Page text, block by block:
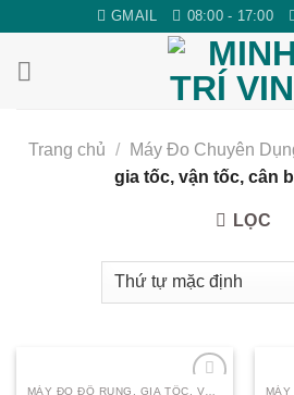
content
GMAIL 08:00 - 17:00
Trang chủ / Máy Đo Chuyên
gia tốc, vận tốc, cân
LỌC
MÁY ĐO ĐỘ RUNG, GIA TỐC, VẬN TỐC, CÂN BẰNG ĐỘNG